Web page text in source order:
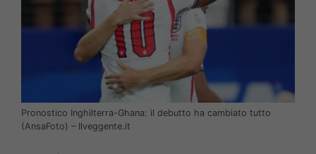
Pronostico Inghilterra-Ghana: il debutto ha cambiato tutto
(AnsaFoto) – Ilveggente.it